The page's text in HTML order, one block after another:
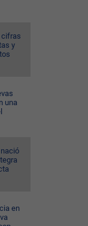
cifras
y
una
en